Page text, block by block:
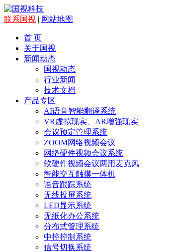
联系国视 | 网站地图
首 页
关于国视
新闻动态
国视动态
行业新闻
技术文档
产品专区
AI语音智能翻译系统
VR虚拟现实、AR增强现实
会议预定管理系统
ZOOM网络视频会议
网络硬件视频会议系统
软硬件视频会议两用麦克风
智能交互触摸一体机
语音跟踪系统
无线投屏系统
LED显示系统
无纸化办公系统
分布式管理系统
中控控制系统
信号切换系统